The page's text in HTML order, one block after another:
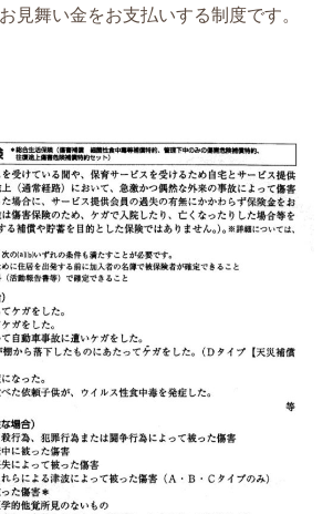
見舞い金をお支払いする制度です。